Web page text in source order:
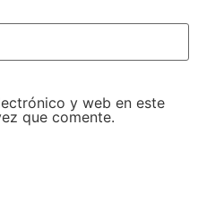
y web en este
que comente.